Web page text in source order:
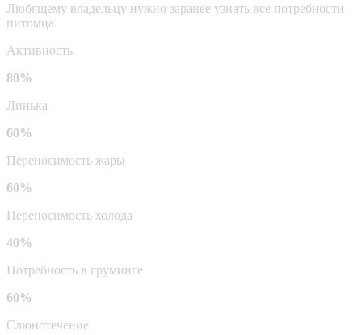
Любящему владельцу нужно заранее узнать все потребности
питомца
Активность
80%
Линька
60%
Переносимость жары
60%
Переносимость холода
40%
Потребность в груминге
60%
Слюнотечение